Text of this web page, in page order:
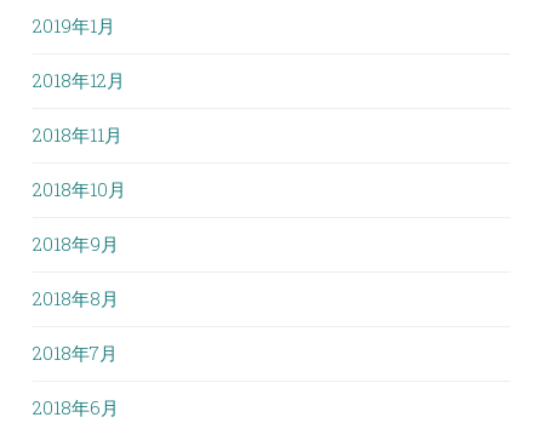
2019年1月
2018年12月
2018年11月
2018年10月
2018年9月
2018年8月
2018年7月
2018年6月